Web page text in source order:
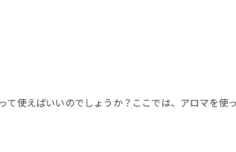
使えばいいのでしょうか？ここでは、アロマを使